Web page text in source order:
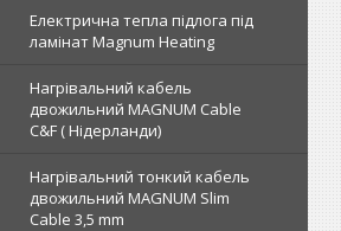
Електрична тепла підлога під
ламінат Magnum Heating
Нагрівальний кабель
двожильний MAGNUM Cable
C&F ( Нідерланди)
Нагрівальний тонкий кабель
двожильний MAGNUM Slim
Cable 3,5 mm